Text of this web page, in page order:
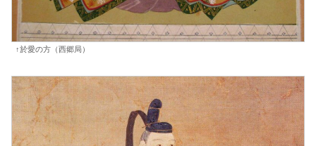
↑於愛の方（西郷局）